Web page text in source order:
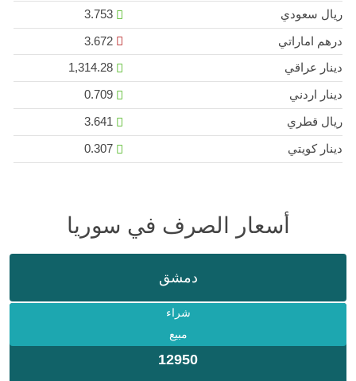
ريال سعودي
3.753
درهم اماراتي
3.672
دينار عراقي
1,314.28
دينار اردني
0.709
ريال قطري
دينار كويتي
0.307
أسعار الصرف في سوريا
دمشق
شراء
مبيع
12950